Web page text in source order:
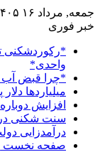
جمعه, مرداد ۱۶ ۱۴۰۵
خبر فوری
واحدی*
*چرا قبض آب و برق
میلیاردها
افزایش
سنت شکنی
درآمدزایی
صفحه نخست